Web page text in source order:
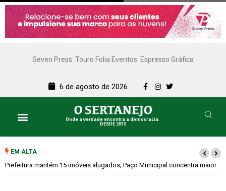
Seven Press Touro Folia Eventos Espresso Gráfica
6 de agosto de 2026
Onde a verdade encontra a democracia.
DESDE 2015
EM ALTA
Colina promove 1º Fórum de Turismo para discutir desenvolvimento